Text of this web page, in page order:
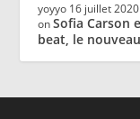
yoyyo 16 juillet 2020
onSofia Carson
beat, le